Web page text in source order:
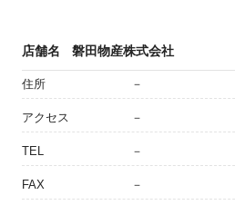
店舗名 磐田物産株式会社
住所 －
アクセス －
TEL －
FAX －